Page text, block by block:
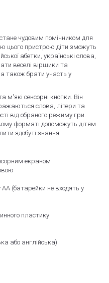
чудовим помічником для
цього пристрою діти зможуть
абетки, українські слова,
веселі віршики та
а також брати участь у
сенсорні кнопки. Він
слова, літери та
від обраного режиму гри.
форматі допоможуть дітям
здобуті знання.
екраном
(батарейки не входять у
пластику
або англійська)